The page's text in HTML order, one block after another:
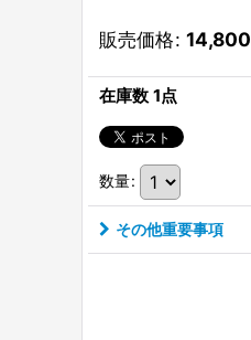
販売価格: 14,800
在庫数 1点
数量:
その他重要事項